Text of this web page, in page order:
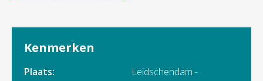
Kenmerken
Plaats:
Leidschendam -